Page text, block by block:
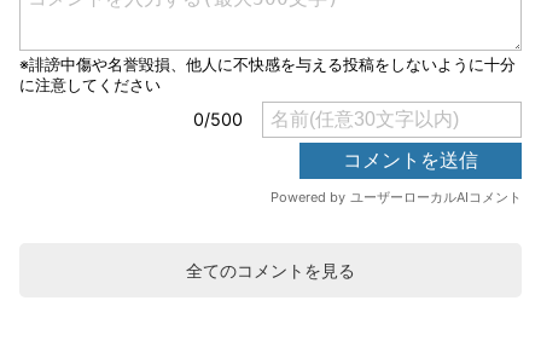
全てのコメントを見る